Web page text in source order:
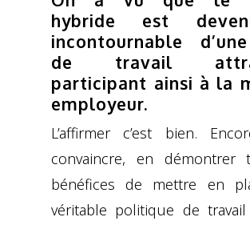
hybride est
incontournable
de travail
participant ainsi à la
employeur.
L’affirmer c’est bien.
convaincre, en démontrer
bénéfices de mettre en
véritable politique de travail